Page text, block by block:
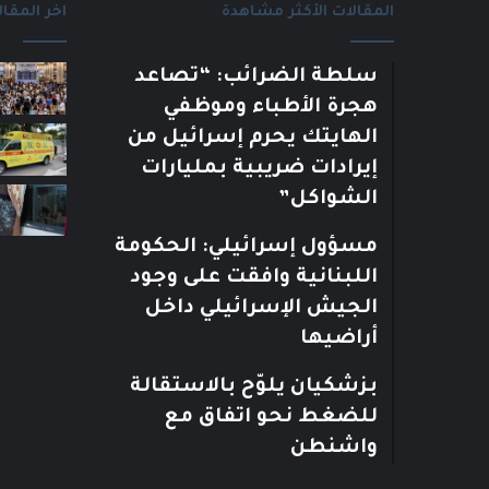
المقالات الأكثر مشاهدة
سلطة الضرائب: “تصاعد
هجرة الأطباء وموظفي
الهايتك يحرم إسرائيل من
إيرادات ضريبية بمليارات
الشواكل”
مسؤول إسرائيلي: الحكومة
اللبنانية وافقت على وجود
الجيش الإسرائيلي داخل
أراضيها
بزشكيان يلوّح بالاستقالة
للضغط نحو اتفاق مع
واشنطن
اخر